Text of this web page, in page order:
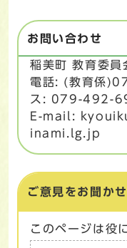
お問い合わせ
稲美町 教育委員
電話: (教育係
ス: 079-492-
E-mail:
inami.lg.jp
ご意見をお聞か
このページは役